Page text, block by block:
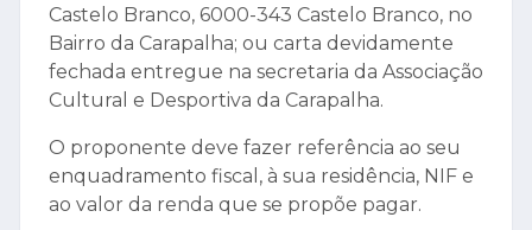
Castelo Branco, 6000-343 Castelo Branco, no
Bairro da Carapalha; ou carta devidamente
fechada entregue na secretaria da Associação
Cultural e Desportiva da Carapalha.
O proponente deve fazer referência ao seu
enquadramento fiscal, à sua residência, NIF e
ao valor da renda que se propõe pagar.